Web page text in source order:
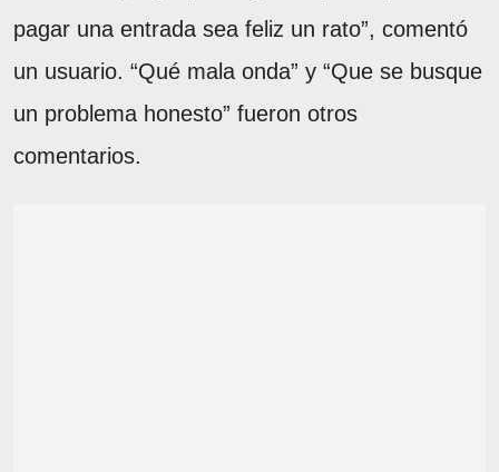
pagar una entrada sea feliz un rato”, comentó
un usuario. “Qué mala onda” y “Que se busque
un problema honesto” fueron otros
comentarios.